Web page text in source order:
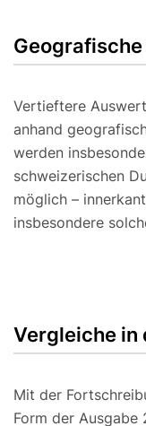
Vertieftere
anhand
werden
schweizerischen
möglich –
insbesondere
Vergleiche in
Mit der
Form der Ausgabe